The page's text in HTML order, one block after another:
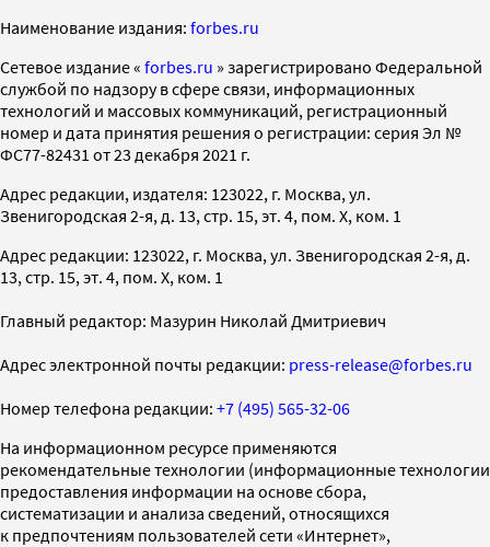
Наименование издания: forbes.ru
Cетевое издание « forbes.ru » зарегистрировано Федеральной
службой по надзору в сфере связи, информационных
технологий и массовых коммуникаций, регистрационный
номер и дата принятия решения о регистрации: серия Эл №
ФС77-82431 от 23 декабря 2021 г.
Адрес редакции, издателя: 123022, г. Москва, ул.
Звенигородская 2-я, д. 13, стр. 15, эт. 4, пом. X, ком. 1
Адрес редакции: 123022, г. Москва, ул. Звенигородская 2-я, д.
13, стр. 15, эт. 4, пом. X, ком. 1
Главный редактор: Мазурин Николай Дмитриевич
Адрес электронной почты редакции: press-release@forbes.ru
Номер телефона редакции: +7 (495) 565-32-06
На информационном ресурсе применяются
рекомендательные технологии (информационные технологии
предоставления информации на основе сбора,
систематизации и анализа сведений, относящихся
к предпочтениям пользователей сети «Интернет»,